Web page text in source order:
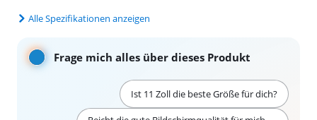
Alle Spezifikationen anzeigen
Frage mich alles über dieses Produkt
Ist 11 Zoll die beste Größe für dich?